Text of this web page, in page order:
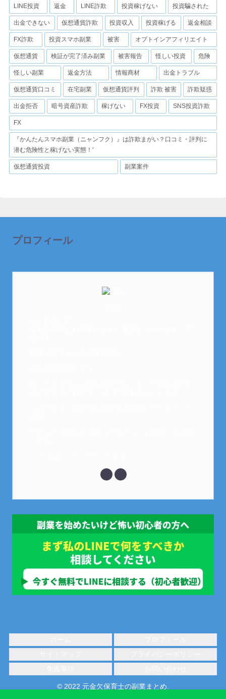
LINE投資 返金 LINE詐欺 投資稼げない 投資騙された
出金できない 仮想通貨詐欺 投資収入 投資稼げる 返金相談
FX詐欺 投資スマホ副業 被害 オプトインアフィリエイト
仮想通貨 検証が完了済み副業 被害報告 怪しい投資 危険
怪しい副業 返金方法 情報商材 出金トラブル
仮想通貨口コミ 在宅副業 仮想通貨評判 詐欺 被害 詐欺疑惑
出金拒否 暗号資産詐欺 稼げない FX投資 SNS投資詐欺
FX
『かんたんスマホ副業（ニャンフク）』は詐欺まがい？口コミ・評判に
潜む危険性と稼げない実態！'
仮想通貨投資 副業案件
プロフィール
© 2022 元金欠保育士の副業まとめ.